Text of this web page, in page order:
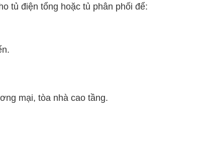
tủ điện tổng hoặc tủ phân phối để:
mại, tòa nhà cao tầng.